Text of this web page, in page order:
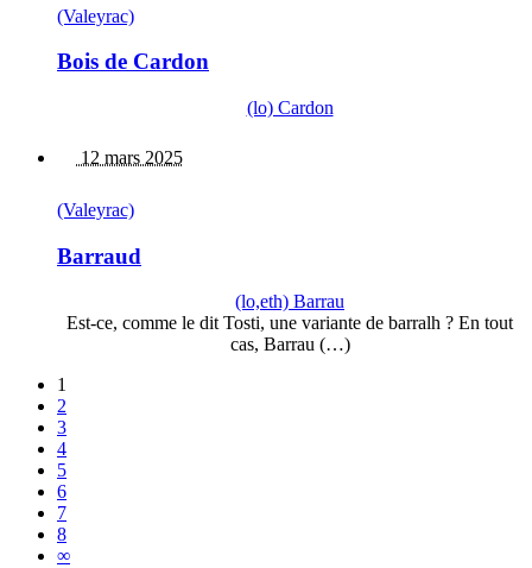
(Valeyrac)
Bois de Cardon
(lo) Cardon
12 mars 2025
(Valeyrac)
Barraud
(lo,eth) Barrau
Est-ce, comme le dit Tosti, une variante de barralh ? En tout
cas, Barrau (…)
1
2
3
4
5
6
7
8
∞